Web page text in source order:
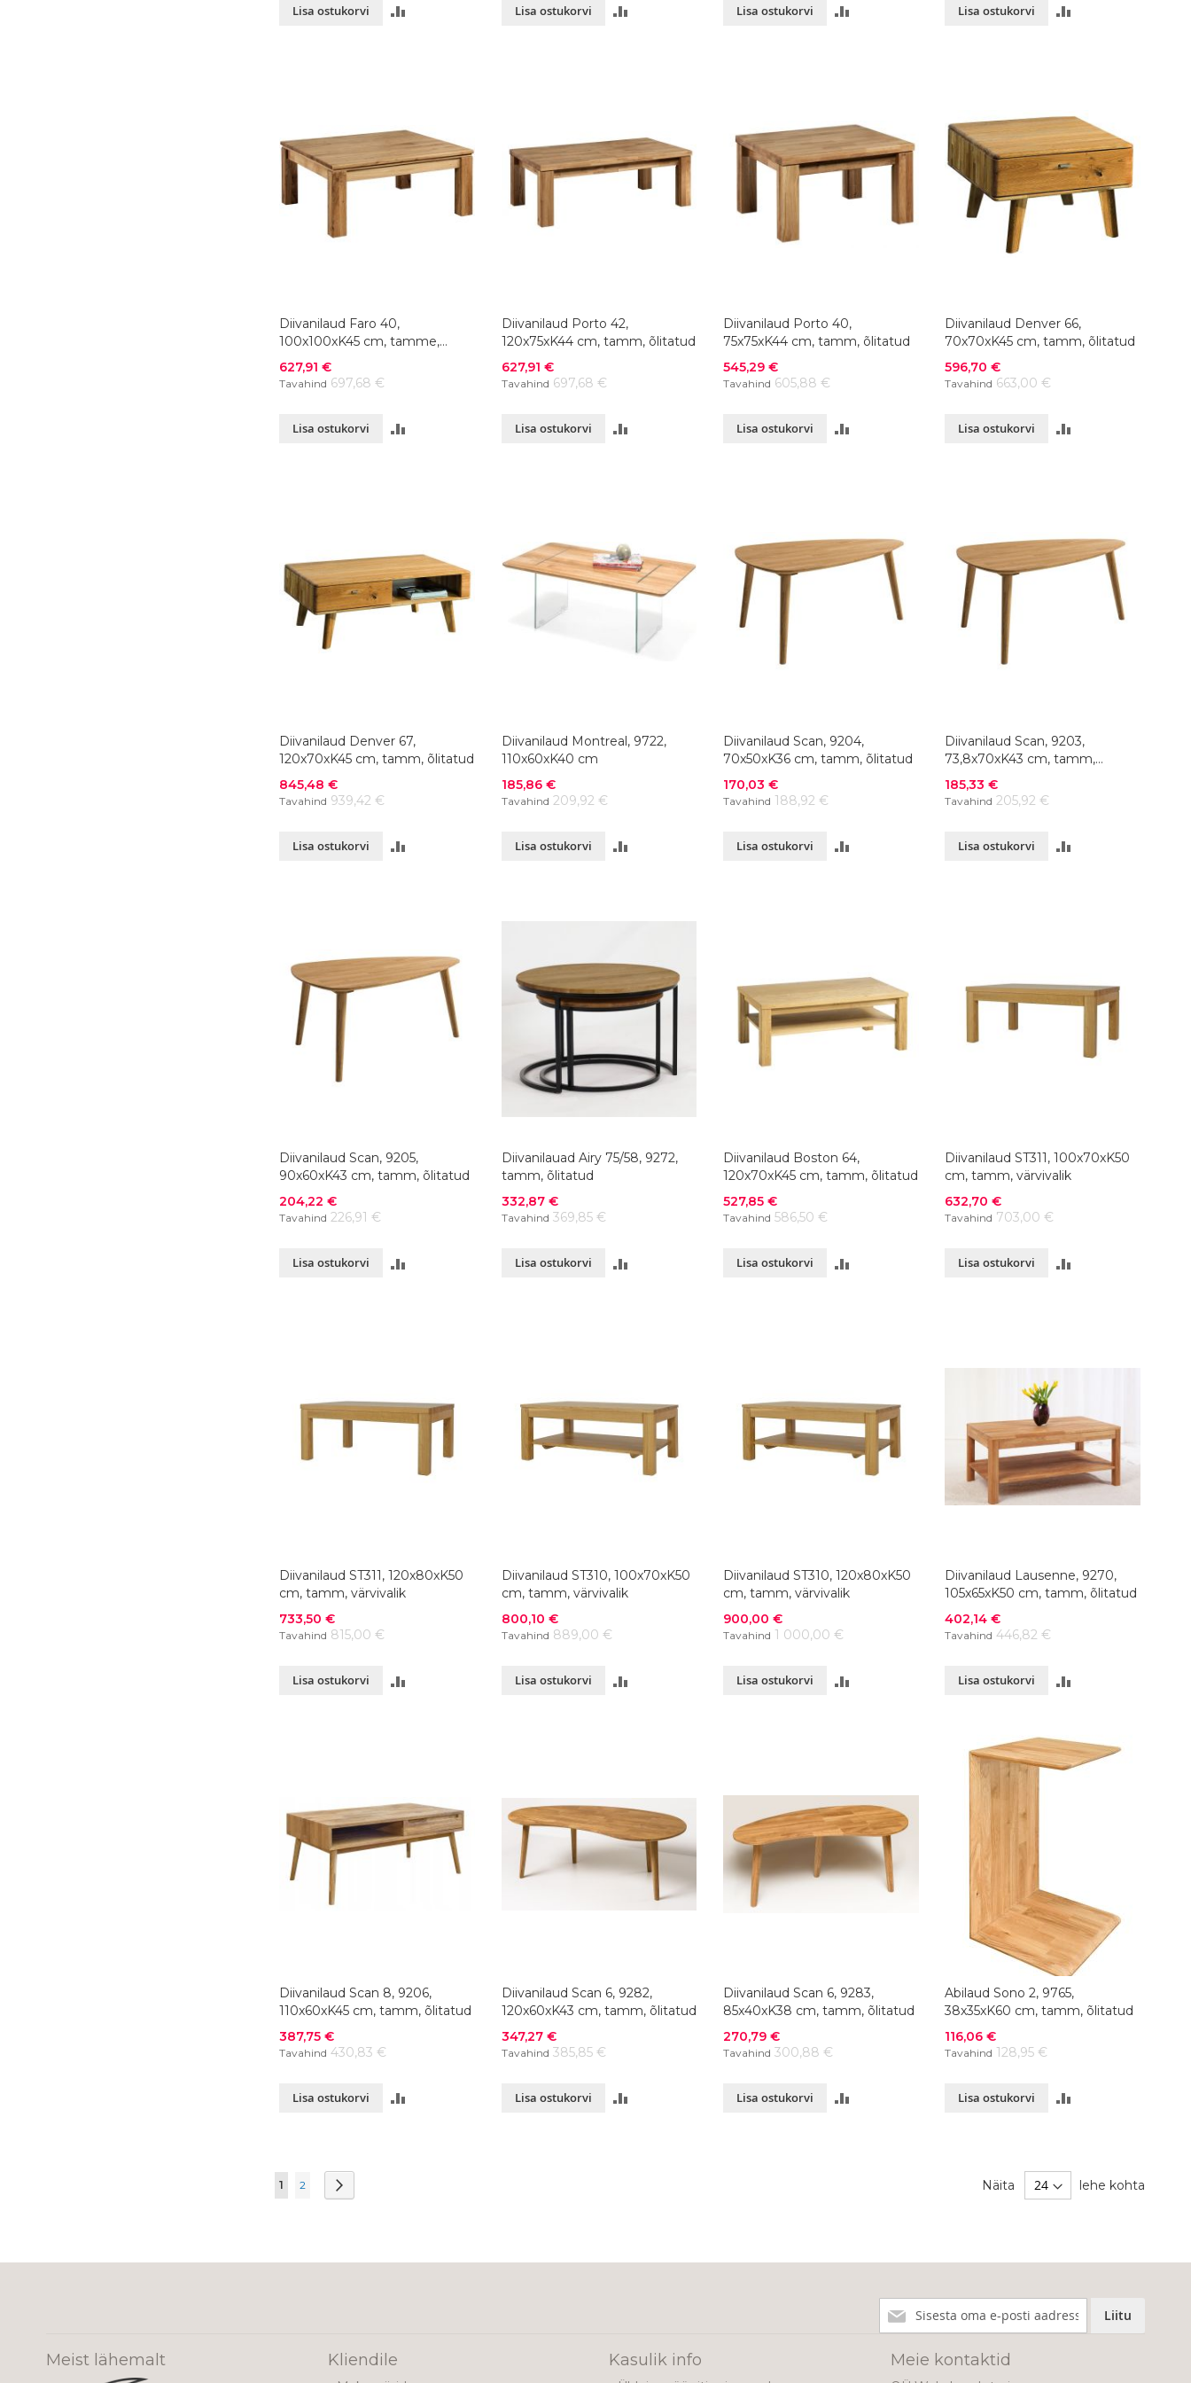
Lisa ostukorvi Lisa ostukorvi Lisa ostukorvi Lisa ostukorvi
Diivanilaud Faro 40,
100x100xK45 cm, tamme,
õlitatud
Soodushind
627,91 €
Tavahind 697,68 €
Lisa ostukorvi
Diivanilaud Porto 42,
120x75xK44 cm, tamm, õlitatud
Soodushind
627,91 €
Tavahind 697,68 €
Lisa ostukorvi
Diivanilaud Porto 40,
75x75xK44 cm, tamm, õlitatud
Soodushind
545,29 €
Tavahind 605,88 €
Lisa ostukorvi
Diivanilaud Denver 66,
70x70xK45 cm, tamm, õlitatud
Soodushind
596,70 €
Tavahind 663,00 €
Lisa ostukorvi
Diivanilaud Denver 67,
120x70xK45 cm, tamm, õlitatud
Soodushind
845,48 €
Tavahind 939,42 €
Lisa ostukorvi
Diivanilaud Montreal, 9722,
110x60xK40 cm
Soodushind
185,86 €
Tavahind 209,92 €
Lisa ostukorvi
Diivanilaud Scan, 9204,
70x50xK36 cm, tamm, õlitatud
Soodushind
170,03 €
Tavahind 188,92 €
Lisa ostukorvi
Diivanilaud Scan, 9203,
73,8x70xK43 cm, tamm,
Soodushind
185,33 €
Tavahind 205,92 €
Lisa ostukorvi
Diivanilaud Scan, 9205,
90x60xK43 cm, tamm, õlitatud
Soodushind
204,22 €
Tavahind 226,91 €
Lisa ostukorvi
Diivanilauad Airy 75/58, 9272,
tamm, õlitatud
Soodushind
332,87 €
Tavahind 369,85 €
Lisa ostukorvi
Diivanilaud Boston 64,
120x70xK45 cm, tamm, õlitatud
Soodushind
527,85 €
Tavahind 586,50 €
Lisa ostukorvi
Diivanilaud ST311, 100x70xK50
cm, tamm, värvivalik
Soodushind
632,70 €
Tavahind 703,00 €
Lisa ostukorvi
Diivanilaud ST311, 120x80xK50
cm, tamm, värvivalik
Soodushind
733,50 €
Tavahind 815,00 €
Lisa ostukorvi
Diivanilaud ST310, 100x70xK50
cm, tamm, värvivalik
Soodushind
800,10 €
Tavahind 889,00 €
Lisa ostukorvi
Diivanilaud ST310, 120x80xK50
cm, tamm, värvivalik
Soodushind
900,00 €
Tavahind 1 000,00 €
Lisa ostukorvi
Diivanilaud Lausenne, 9270,
105x65xK50 cm, tamm, õlitatud
Soodushind
402,14 €
Tavahind 446,82 €
Lisa ostukorvi
Diivanilaud Scan 8, 9206,
110x60xK45 cm, tamm, õlitatud
Soodushind
387,75 €
Tavahind 430,83 €
Lisa ostukorvi
Diivanilaud Scan 6, 9282,
120x60xK43 cm, tamm, õlitatud
Soodushind
347,27 €
Tavahind 385,85 €
Lisa ostukorvi
Diivanilaud Scan 6, 9283,
85x40xK38 cm, tamm, õlitatud
Soodushind
270,79 €
Tavahind 300,88 €
Lisa ostukorvi
Abilaud Sono 2, 9765,
38x35xK60 cm, tamm, õlitatud
Soodushind
116,06 €
Tavahind 128,95 €
Lisa ostukorvi
Page
You're currently reading page
1 Page
2 Näita lehe kohta
meie
Liitu
Meist lähemalt Kliendile Kasulik info Meie kontaktid